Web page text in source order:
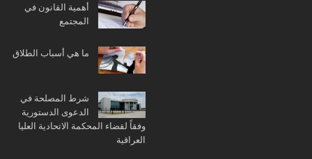
أهمية القانون في
المجتمع
ما هي أسباب الطلاق
شرط المصلحة في
الدعوى الدستورية
وفقاً لقضاء المحكمة الاتحادية العليا
العراقية